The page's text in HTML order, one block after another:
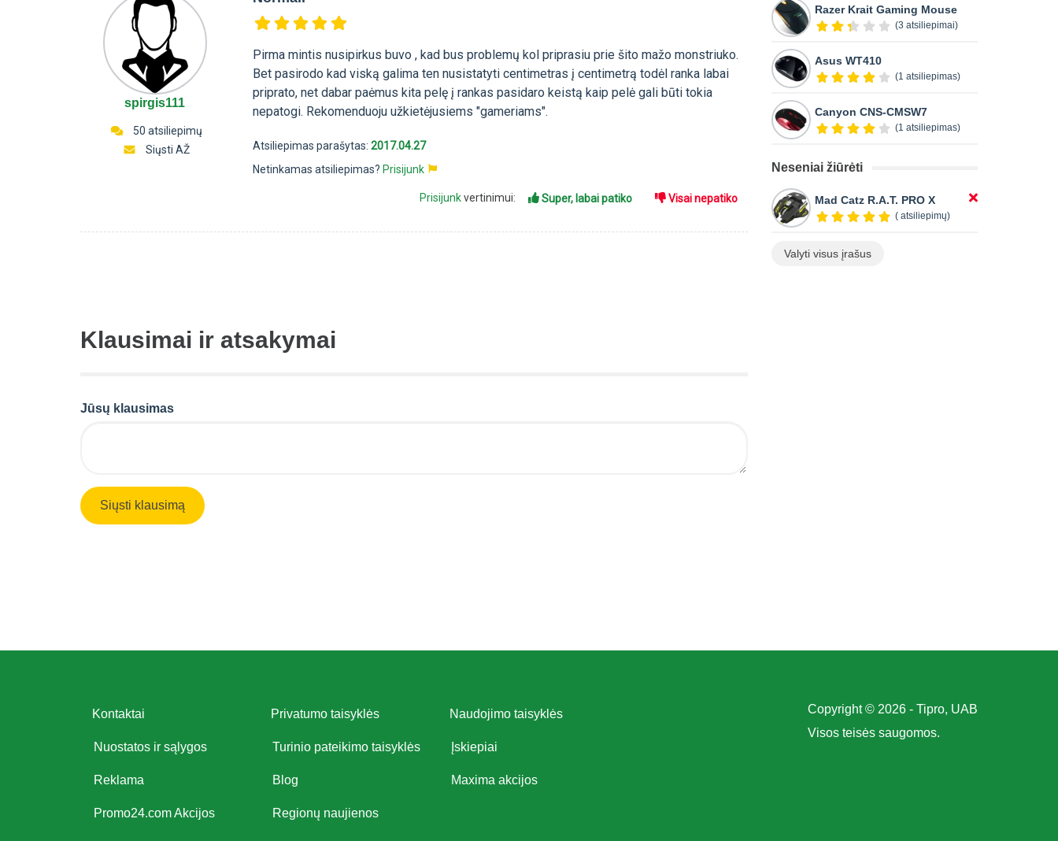
spirgis111
50 atsiliepimų
Siųsti AŽ
Pirma mintis nusipirkus buvo , kad bus problemų kol priprasiu prie šito mažo monstriuko.
Bet pasirodo kad viską galima ten nusistatyti centimetras į centimetrą todėl ranka labai
priprato, net dabar paėmus kita pelę į rankas pasidaro keistą kaip pelė gali būti tokia
nepatogi. Rekomenduoju užkietėjusiems "gameriams".
Atsiliepimas parašytas:2017.04.27
Netinkamas atsiliepimas?Prisijunk
Prisijunkvertinimui: Super, labai patiko Visai nepatiko
Klausimai ir atsakymai
Jūsų klausimas
Razer Krait Gaming Mouse
(3 atsiliepimai)
Asus WT410
(1 atsiliepimas)
Canyon CNS-CMSW7
(1 atsiliepimas)
Neseniai žiūrėti
Mad Catz R.A.T. PRO X
( atsiliepimų)
Valyti visus įrašus
Kontaktai Privatumo taisyklės Naudojimo taisyklės
Nuostatos ir sąlygos Turinio pateikimo taisyklės Įskiepiai
Reklama Blog Maxima akcijos
Promo24.com Akcijos Regionų naujienos
Copyright © 2026 - Tipro, UAB
Visos teisės saugomos.